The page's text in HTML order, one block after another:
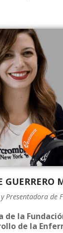
GUERRERO
Presentadora de
de la
de la